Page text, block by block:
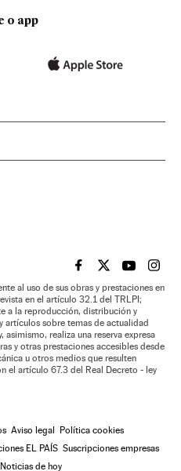
o app
EL PAÍS BRASIL EN
EL PAÍSEL PAÍS
EL
al uso de sus obras y prestaciones en
en el artículo 32.1 del TRLPI;
a la reproducción, distribución y
artículos sobre temas de actualidad
realiza una reserva expresa
y otras prestaciones accesibles desde
u otros medios que resulten
el artículo 67.3 del Real Decreto - ley
Aviso legal
Política cookies
EL PAÍS Suscripciones empresas
Noticias de hoy